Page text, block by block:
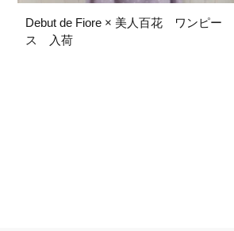
Debut de Fiore × 美人百花 ワンピー
ス 入荷